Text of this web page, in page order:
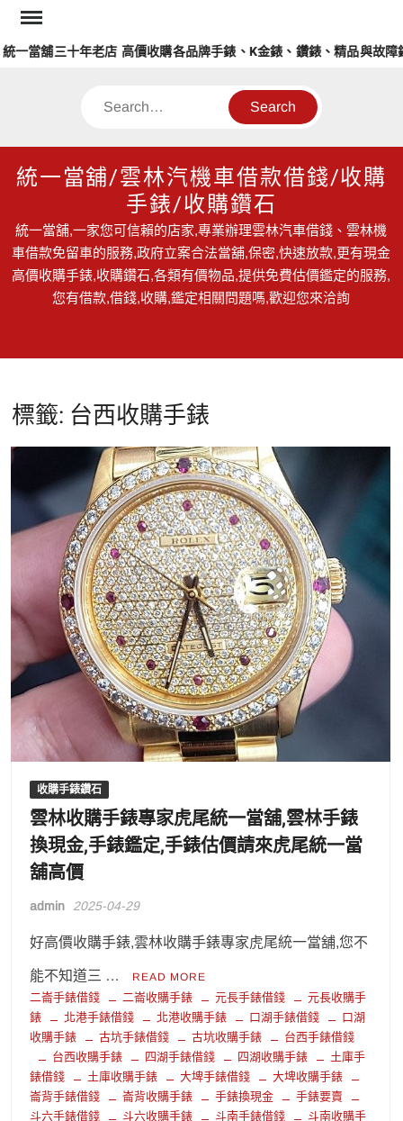
Skip
content
舖三十年老店 高價收購各品牌手錶、K金錶、鑽錶、精品與故障錶
Search
統一當舖/雲林汽機車借款借錢/收購
手錶/收購鑽石
統一當舖,一家您可信賴的店家,專業辦理雲林汽車借錢、雲林機
車借款免留車的服務,政府立案合法當舖,保密,快速放款,更有現金
高價收購手錶,收購鑽石,各類有價物品,提供免費估價鑑定的服務,
您有借款,借錢,收購,鑑定相關問題嗎,歡迎您來洽詢
標籤: 台西收購手錶
收購手錶鑽石
雲林收購手錶專家虎尾統一當舖,雲林手錶
換現金,手錶鑑定,手錶估價請來虎尾統一當
舖高價
admin 2025-04-29
好高價收購手錶,雲林收購手錶專家虎尾統一當舖,您不
能不知道三 … READ MORE
二崙手錶借錢 二崙收購手錶 元長手錶借錢
元長收購手
錶
北港手錶借錢 北港收購手錶 口湖手錶借錢
口湖
收購手錶
古坑手錶借錢 古坑收購手錶
台西手錶借錢
台西收購手錶
四湖手錶借錢 四湖收購手錶
土庫手
錶借錢
土庫收購手錶 大埤手錶借錢
大埤收購手錶
崙背手錶借錢
崙背收購手錶 手錶換現金
手錶要賣
斗六手錶借錢
斗六收購手錶 斗南手錶借錢
斗南收購手